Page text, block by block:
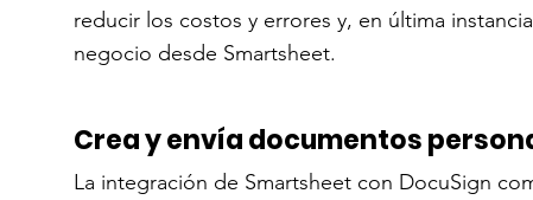
reducir los costos y errores y, en última
negocio desde Smartsheet.
Crea y envía documentos
La integración de Smartsheet con DocuSign